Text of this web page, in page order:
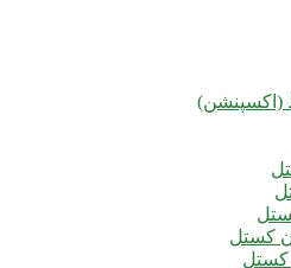
(اکسپنشن)
کستل
کستل